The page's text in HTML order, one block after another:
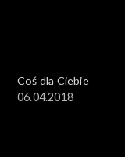
Coś dla Ciebie
06.04.2018